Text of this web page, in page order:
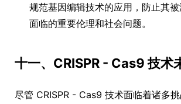
规范基因编辑技术的应用，防止其
面临的重要伦理和社会问题。
十一、CRISPR - Cas9 技术
尽管 CRISPR - Cas9 技术面临着诸多